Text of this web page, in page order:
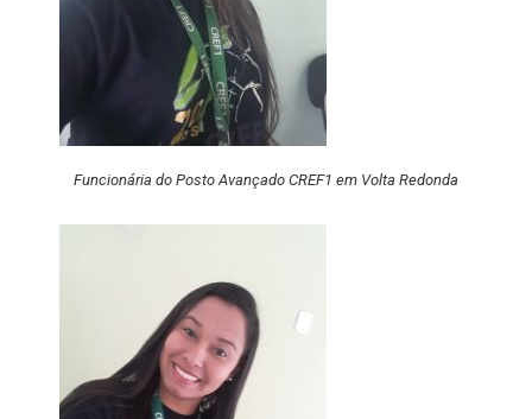
Funcionária do Posto Avançado CREF1 em Volta Redonda